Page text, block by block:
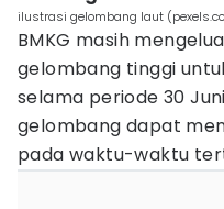
ilustrasi gelombang laut
BMKG masih
gelombang tinggi
selama periode 30
gelombang dapat
pada waktu-waktu